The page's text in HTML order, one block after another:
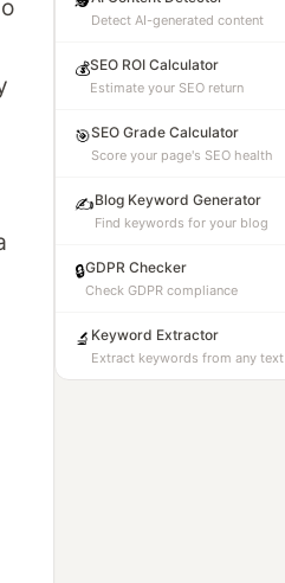
Detect AI-generated content
💰SEO ROI Calculator
Estimate your SEO return
🎯SEO Grade Calculator
Score your page's SEO health
✍️Blog Keyword Generator
Find keywords for your blog
🔒GDPR Checker
Check GDPR compliance
🔬 Keyword Extractor
Extract keywords from any text